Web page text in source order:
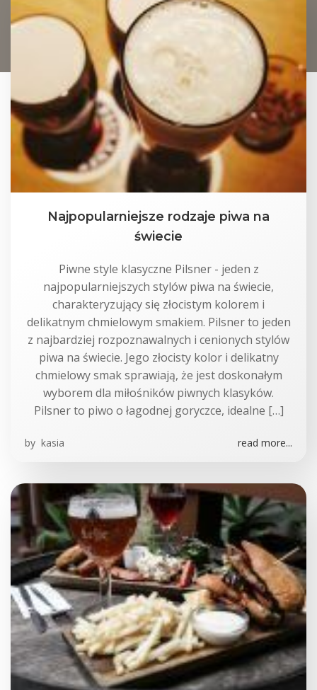
Najpopularniejsze rodzaje piwa na
świecie
Piwne style klasyczne Pilsner - jeden z
najpopularniejszych stylów piwa na świecie,
charakteryzujący się złocistym kolorem i
delikatnym chmielowym smakiem. Pilsner to jeden
z najbardziej rozpoznawalnych i cenionych stylów
piwa na świecie. Jego złocisty kolor i delikatny
chmielowy smak sprawiają, że jest doskonałym
wyborem dla miłośników piwnych klasyków.
Pilsner to piwo o łagodnej goryczce, idealne […]
by kasia read more...